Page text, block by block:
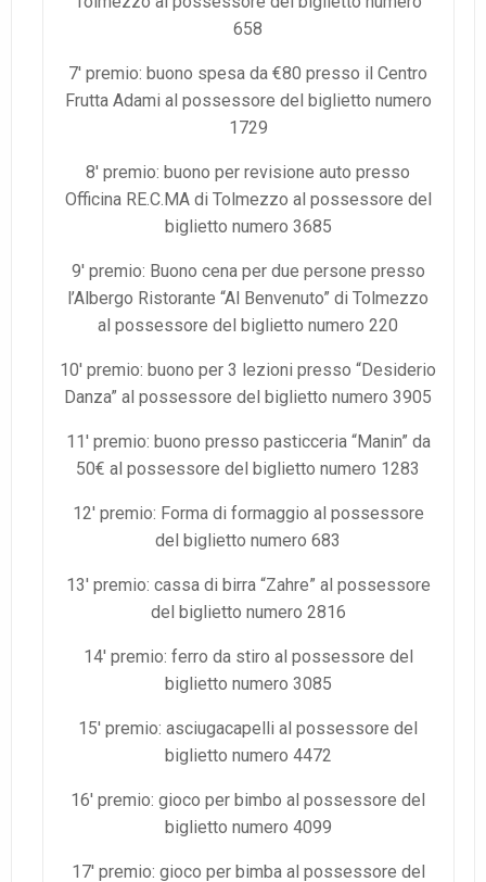
658
7′ premio: buono spesa da €80 presso il Centro
Frutta Adami al possessore del biglietto numero
1729
8′ premio: buono per revisione auto presso
Officina RE.C.MA di Tolmezzo al possessore del
biglietto numero 3685
9′ premio: Buono cena per due persone presso
l’Albergo Ristorante “Al Benvenuto” di Tolmezzo
al possessore del biglietto numero 220
10′ premio: buono per 3 lezioni presso “Desiderio
Danza” al possessore del biglietto numero 3905
11′ premio: buono presso pasticceria “Manin” da
50€ al possessore del biglietto numero 1283
12′ premio: Forma di formaggio al possessore
del biglietto numero 683
13′ premio: cassa di birra “Zahre” al possessore
del biglietto numero 2816
14′ premio: ferro da stiro al possessore del
biglietto numero 3085
15′ premio: asciugacapelli al possessore del
biglietto numero 4472
16′ premio: gioco per bimbo al possessore del
biglietto numero 4099
17′ premio: gioco per bimba al possessore del